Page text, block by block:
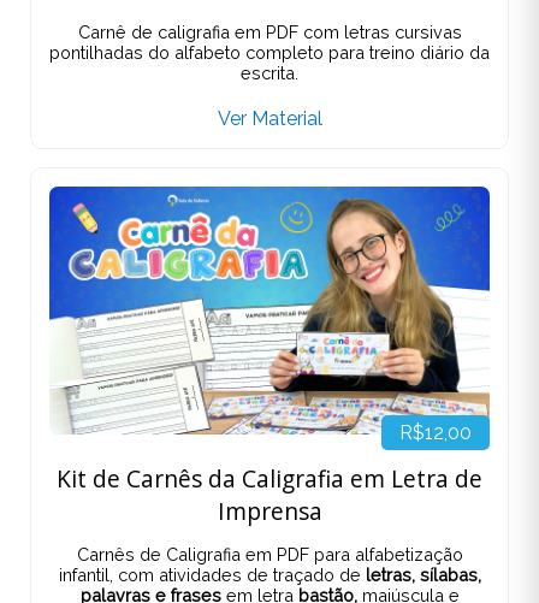
Carnê de caligrafia em PDF com letras cursivas
pontilhadas do alfabeto completo para treino diário da
escrita.
Ver Material
R$12,00
Kit de Carnês da Caligrafia em Letra de
Imprensa
Carnês de Caligrafia em PDF para alfabetização
infantil, com atividades de traçado de letras, sílabas,
palavras e frasesem letra bastão,maiúscula e